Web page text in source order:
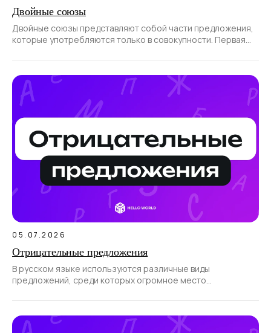
Двойные союзы
Двойные союзы представляют собой части предложения,
которые употребляются только в совокупности. Первая
05.07.2026
Отрицательные предложения
В русском языке используются различные виды
предложений, среди которых огромное место